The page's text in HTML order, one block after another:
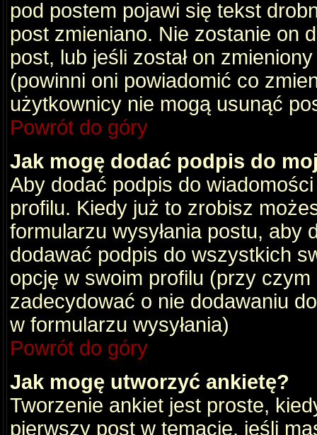
pod postem pojawi się tekst
post zmieniano. Nie zostanie on
post, lub jeśli został on
(powinni oni powiadomić co
użytkownicy nie mogą usunąć
Powrót do góry
Jak mogę dodać podpis do
Aby dodać podpis do
profilu. Kiedy już to zrobisz
formularzu wysyłania postu,
dodawać podpis do wszystkich
opcję w swoim profilu (przy
zadecydować o nie dodawaniu
w formularzu wysyłania)
Powrót do góry
Jak mogę utworzyć ankietę?
Tworzenie ankiet jest proste,
pierwszy post w temacie, jeśli